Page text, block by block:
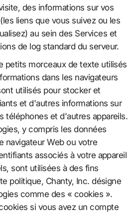
des informations sur vos
liens que vous suivez ou les
au sein des Services et
de log standard du serveur.
petits morceaux de texte utilisés
dans les navigateurs
utilisés pour stocker et
et d'autres informations sur
téléphones et d'autres appareils.
y compris les données
navigateur Web ou votre
associés à votre appareil
sont utilisées à des fins
politique, Chanty, Inc. désigne
comme des « cookies ».
si vous avez un compte